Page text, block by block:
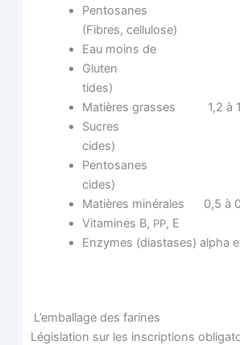
(Fibres, cellulose)
Eau moins de
Glu­ten 8 à
tides)
Matières grasses 1,2
Sucres
cides)
Pen­to­sanes 2
cides)
Matières miné­rales 0,5 à
Vita­mines B, PP, E
Enzymes (dias­tases) alpha
L’emballage des farines
Légis­la­tion sur les ins­crip­tions